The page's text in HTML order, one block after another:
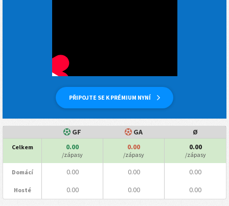
PŘIPOJTE SE K PRÉMIUM NYNÍ
GF GA Ø
Celkem 0.00
/zápasy
0.00
/zápasy
0.00
/zápasy
Domácí 0.00 0.00 0.00
Hosté 0.00 0.00 0.00